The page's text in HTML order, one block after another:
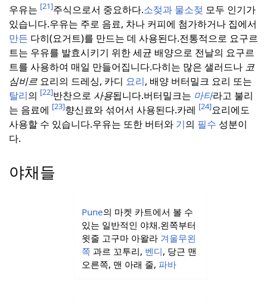
우유는 [21]주식으로서 중요하다.소젖과 물소젖 모두 인기가
있습니다.우유는 주로 음료, 차나 커피에 첨가하거나 집에서
만든 다히(요거트)를 만드는 데 사용된다.전통적으로 요구르
트는 우유를 발효시키기 위한 세균 배양으로 전날의 요구르
트를 사용하여 매일 만들어집니다.다히는 많은 샐러드나 코
심비르 요리의 드레싱, 카디 요리, 배양 버터밀크 요리 또는
탈리의 [22]반찬으로 사용됩니다.버터밀크는 마타라고 불리
는 음료에 [23]향신료와 섞어서 사용된다.카레 [24]요리에도
사용할 수 있습니다.우유는 또한 버터와 기의 필수 성분이
다.
야채들
Pune의 마켓 카트에서 볼 수
있는 일반적인 야채.왼쪽부터
윗줄 고구마 아왈라 겨울무왼
쪽 과르 꼬투리, 벤디, 당근 맨
오른쪽, 맨 아래 줄, 파바